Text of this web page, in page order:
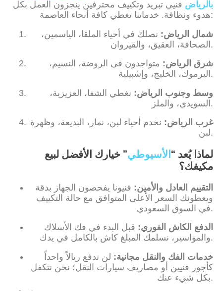
بالرياض فنيي تبريد وتكييف محترفين ينجزون العمل بكل
هدوء ونظافة. خدماتنا تغطي كافة أنحاء العاصمة:
شمال الرياض: نصلك في أحياء الملقا، الياسمين،
الصحافة، العقيق، والقيروان.
شرق الرياض: متواجدون في الروضة، النسيم،
اليرموك، الخليج، وإشبيلية .
وسط وجنوب الرياض: نغطي الشفا، العزيزية،
السويدي، والملز.
غرب الرياض: نخدم أحياء لبن، نمار، البديعة، وظهرة
لبن.
لماذا يُعد “ الأسيوطي” خيارك الأفضل لبيع
مكيفك؟
التقييم العادل والأمين: فنيونا يفحصون الجهاز بدقة
ويعطونك السعر الأعلى المتوافق مع حالة التكييف
في السوق السعودي.
الدفع الكاش الفوري: قبل البدء في فك الأسلاك
والمواسير، نسلمك المبلغ كاش بالكامل في يدك.
خدمات الفك والنقل مجانية: لن تدفع ريالاً واحداً
كأجور فنيين أو مصاريف سيارات النقل؛ نحن نتكفل
بكل شيء عنك.